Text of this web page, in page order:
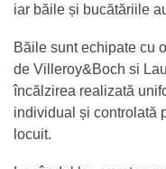
iar băile și bucătăriile
Băile sunt echipate cu
de Villeroy&Boch si
încălzirea realizată
individual și controlată
locuit.